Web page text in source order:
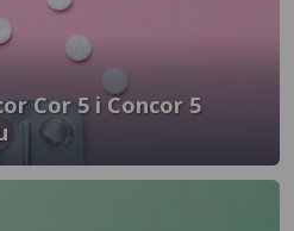
Cor 5 i Concor 5